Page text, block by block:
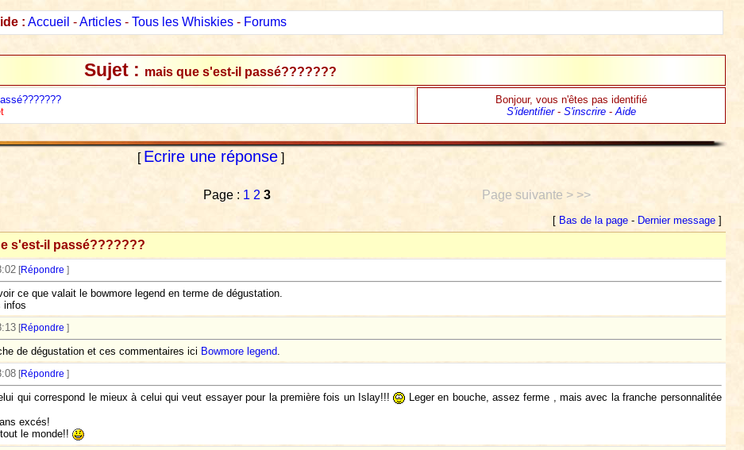
: Accueil -Articles- Tous les Whiskies- Forums
Sujet : mais que s'est-il passé???????
Bonjour, vous n'êtes pas identifié
S'identifier- S'inscrire-Aide
[ Ecrire une réponse]
Page : 1 2 3 Page suivante > >>
[ Bas de la page- Dernier message]
s'est-il passé???????
[Répondre ]
ce que valait le bowmore legend en terme de dégustation.
infos
[Répondre ]
de dégustation et ces commentaires ici Bowmore legend.
[Répondre ]
qui correspond le mieux à celui qui veut essayer pour la première fois un Islay!!!
Leger en bouche, assez ferme , mais avec la franche personnalitée
excés!
le monde!!